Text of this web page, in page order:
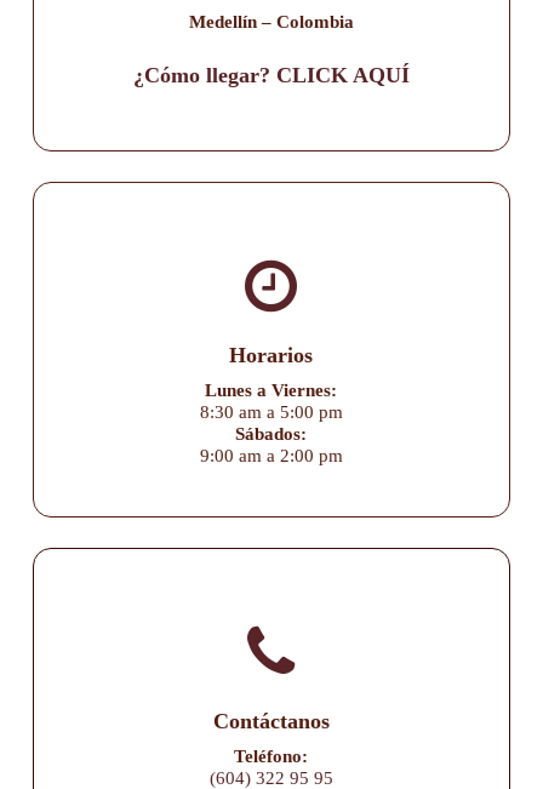
Medellín – Colombia
¿Cómo llegar? CLICK AQUÍ
Horarios
Lunes a Viernes:
8:30 am a 5:00 pm
Sábados:
9:00 am a 2:00 pm
Contáctanos
Teléfono:
(604) 322 95 95